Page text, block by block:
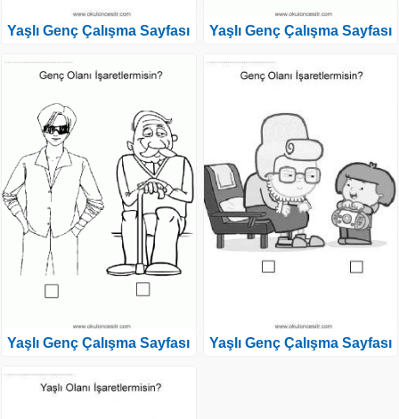
Yaşlı Genç Çalışma Sayfası
Yaşlı Genç Çalışma Sayfası
Yaşlı Genç Çalışma Sayfası
Yaşlı Genç Çalışma Sayfası